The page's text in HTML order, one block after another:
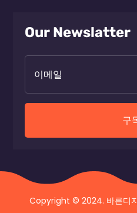
Our Newslatter
구
Copyright © 2024. 바른디